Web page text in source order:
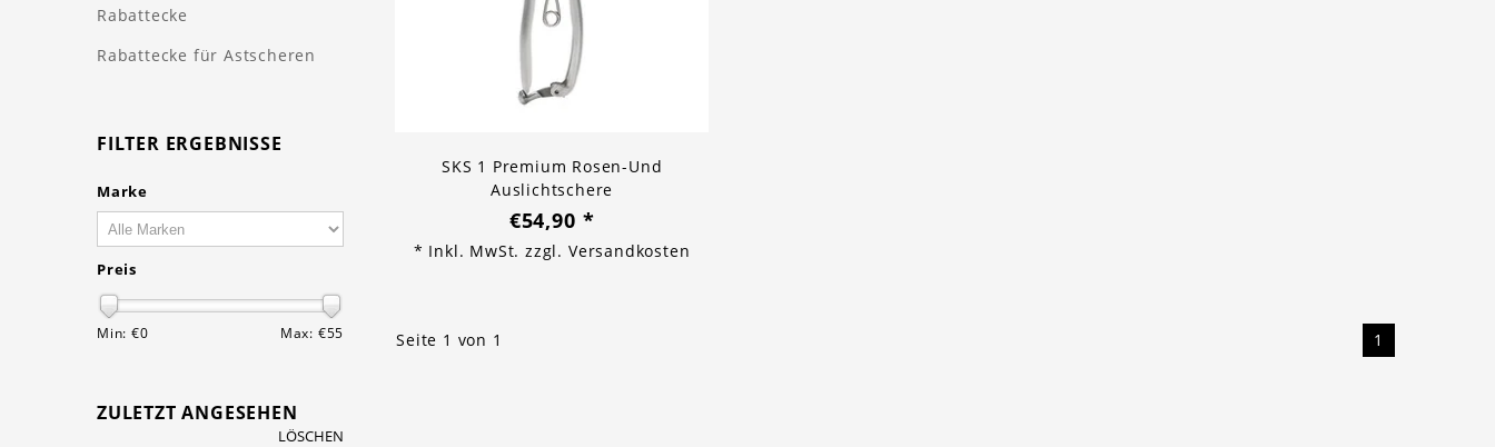
SKS 1 Premium Rosen-Und
Auslichtschere
€54,90 *
* Inkl. MwSt. zzgl. Versandkosten
Seite 1 von 1 1
Rabattecke
Rabattecke für Astscheren
FILTER ERGEBNISSE
Marke
Preis
Min: €0 Max: €55
ZULETZT ANGESEHEN
LÖSCHEN